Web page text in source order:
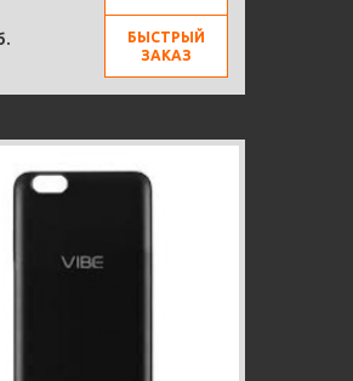
БЫСТРЫЙ
ЗАКАЗ